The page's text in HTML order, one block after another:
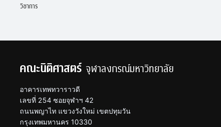
วิชาการ
คณะนิติศาสตร์ จุฬาลงกรณ์มหาวิทยาลัย
อาคารเทพทวาราวดี
เลขที่ 254 ซอยจุฬาฯ 42
ถนนพญาไท แขวงวังใหม่ เขตปทุมวัน
กรุงเทพมหานคร 10330